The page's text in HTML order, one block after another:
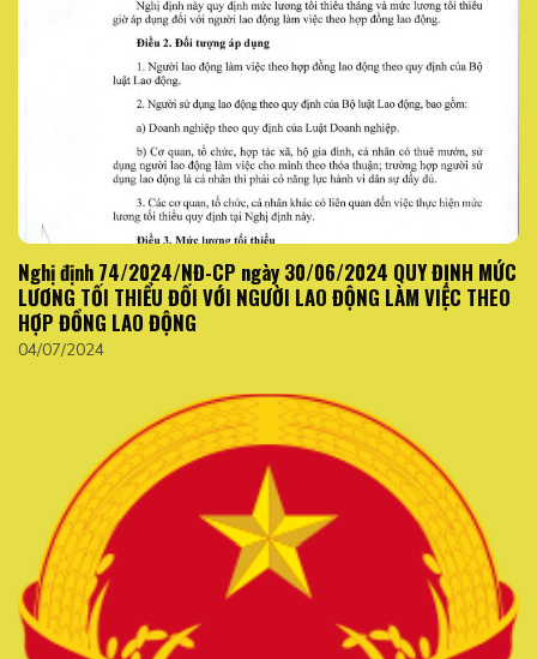
Nghị định 74/2024/NĐ-CP ngày 30/06/2024 QUY ĐỊNH MỨC
LƯƠNG TỐI THIỂU ĐỐI VỚI NGƯỜI LAO ĐỘNG LÀM VIỆC THEO
HỢP ĐỒNG LAO ĐỘNG
04/07/2024